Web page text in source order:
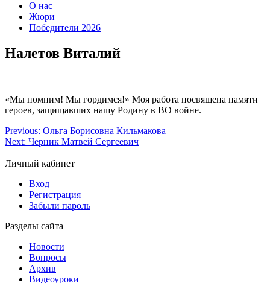
О нас
Жюри
Победители 2026
Налетов Виталий
«Мы помним! Мы гордимся!» Моя работа посвящена памяти
героев, защищавших нашу Родину в ВО войне.
Previous: Ольга Борисовна Кильмакова
Next: Черник Матвей Сергеевич
Личный кабинет
Вход
Регистрация
Забыли пароль
Разделы сайта
Новости
Вопросы
Архив
Видеоуроки